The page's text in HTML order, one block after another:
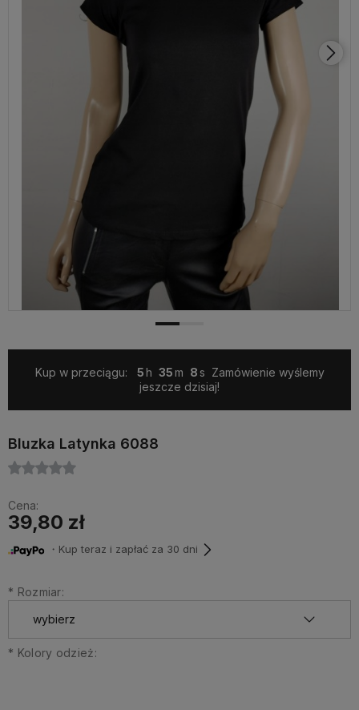
Kup w przeciągu: 5 35 7
Zamówienie wyślemy
jeszcze dzisiaj!
Bluzka Latynka 6088
Cena:
39,80 zł
・Kup teraz i zapłać za 30 dni
* Rozmiar:
* Kolory odzież: